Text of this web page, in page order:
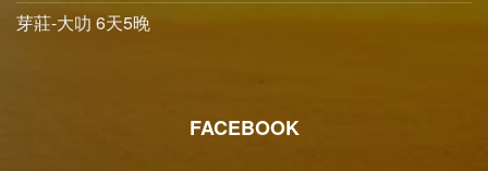
芽莊-大叻 6天5晚
FACEBOOK